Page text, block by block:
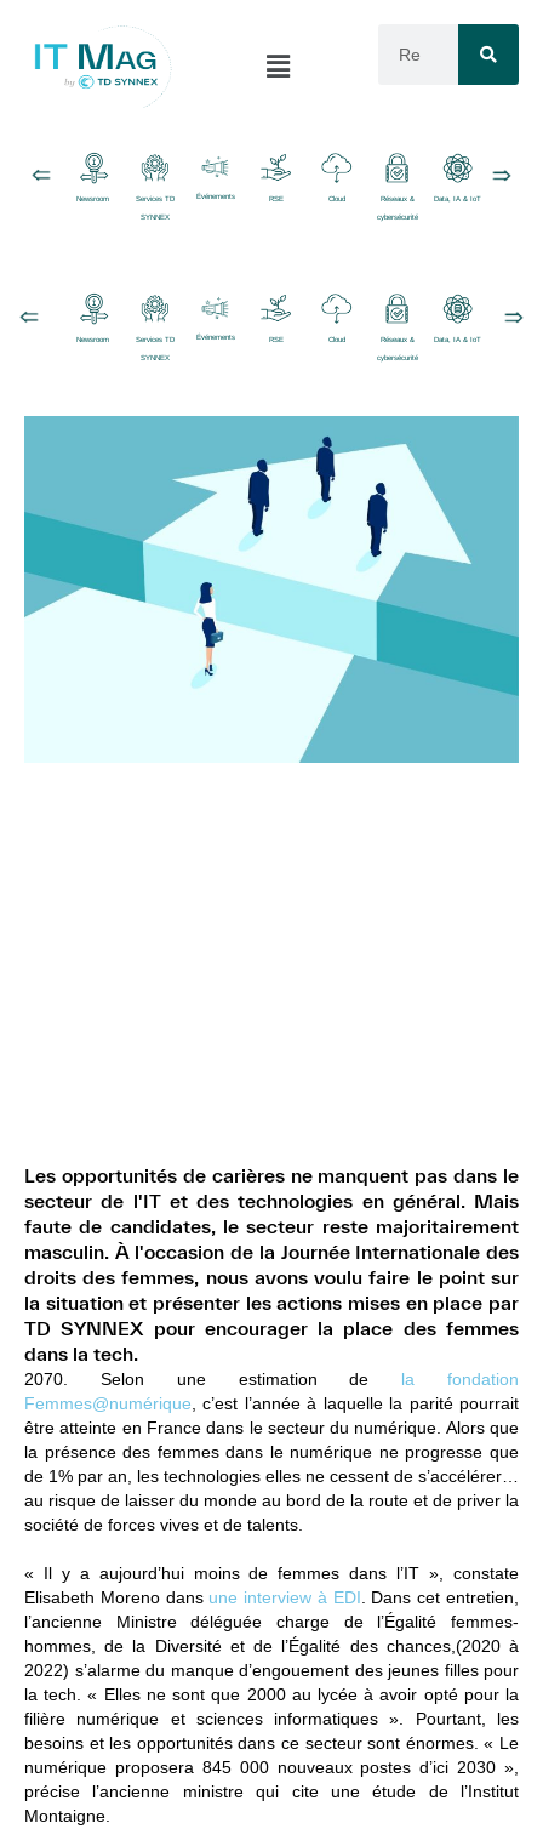
Newsroom Services TD
SYNNEX
Événements RSE Cloud Réseaux &
cybersécurité
Data, IA & IoT
Newsroom Services TD
SYNNEX
Événements RSE Cloud Réseaux &
cybersécurité
Data, IA & IoT
Les opportunités de carières ne manquent pas dans le
secteur de l'IT et des technologies en général. Mais
faute de candidates, le secteur reste majoritairement
masculin. À l'occasion de la Journée Internationale des
droits des femmes, nous avons voulu faire le point sur
la situation et présenter les actions mises en place par
TD SYNNEX pour encourager la place des femmes
dans la tech.
2070. Selon une estimation de la fondation
Femmes@numérique , c’est l’année à laquelle la parité pourrait
être atteinte en France dans le secteur du numérique. Alors que
la présence des femmes dans le numérique ne progresse que
de 1% par an, les technologies elles ne cessent de s’accélérer…
au risque de laisser du monde au bord de la route et de priver la
société de forces vives et de talents.
« Il y a aujourd’hui moins de femmes dans l’IT », constate
Elisabeth Moreno dans une interview à EDI . Dans cet entretien,
l’ancienne Ministre déléguée charge de l’Égalité femmes-
hommes, de la Diversité et de l’Égalité des chances,(2020 à
2022) s’alarme du manque d’engouement des jeunes filles pour
la tech. « Elles ne sont que 2000 au lycée à avoir opté pour la
filière numérique et sciences informatiques ». Pourtant, les
besoins et les opportunités dans ce secteur sont énormes. « Le
numérique proposera 845 000 nouveaux postes d’ici 2030 »,
précise l’ancienne ministre qui cite une étude de l’Institut
Montaigne.